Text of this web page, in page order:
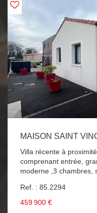
Villa récente à
comprenant entrée,
moderne ,3 chambres,
clos de 440 m2 .
VILLA AU CALME D'UNE
Ref. : 85.2294
459 900 €